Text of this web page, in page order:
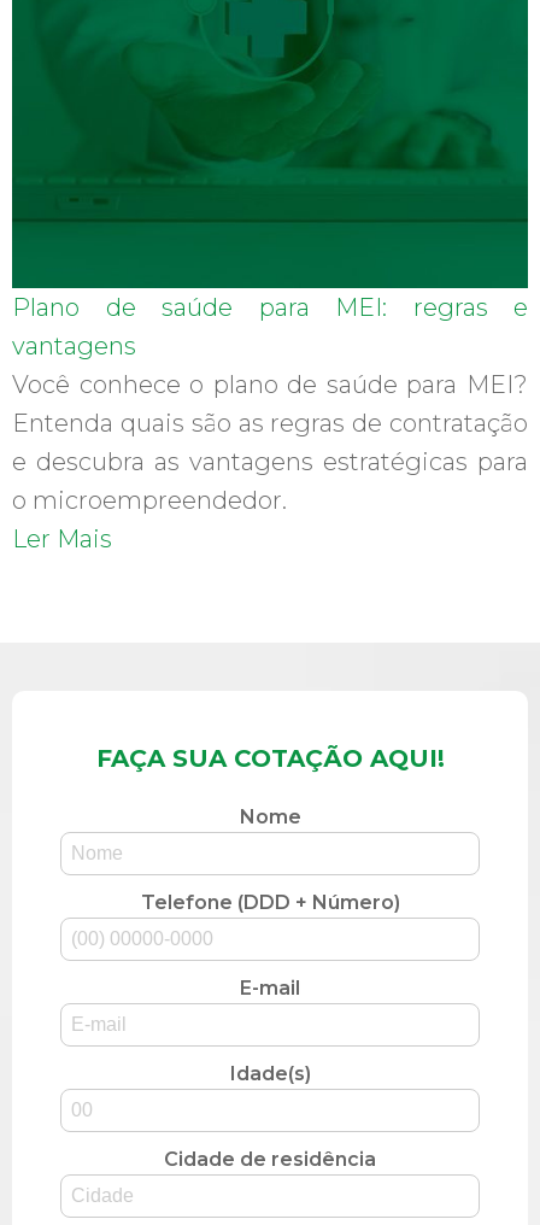
Plano de saúde para MEI: regras e
vantagens
Você conhece o plano de saúde para MEI?
Entenda quais são as regras de contratação
e descubra as vantagens estratégicas para
o microempreendedor.
Ler Mais
FAÇA SUA COTAÇÃO AQUI!
Nome
Telefone (DDD + Número)
E-mail
Idade(s)
Cidade de residência